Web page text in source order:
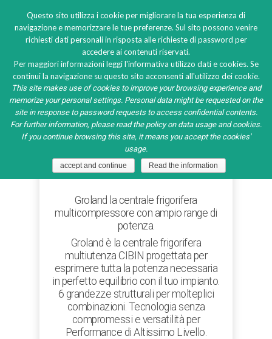
Centrali frigorifere
Centrali frigorifere
multicompressore
Groland la centrale frigorifera
multicompressore con ampio range di
potenza.
Groland è la centrale frigorifera
multiutenza CIBIN progettata per
esprimere tutta la potenza necessaria
in perfetto equilibrio con il tuo impianto.
6 grandezze strutturali per molteplici
combinazioni. Tecnologia senza
compromessi e versatilità per
Performance di Altissimo Livello.
Questo sito utilizza i cookie per migliorare la tua esperienza di
navigazione e memorizzare le tue preferenze. Sul sito possono venire
richiesti dati personali in risposta alle richieste di password per
accedere ai contenuti riservati.
Per maggiori informazioni leggi l'informativa utilizzo dati e cookies. Se
continui la navigazione su questo sito acconsenti all'utilizzo dei cookie.
This site makes use of cookies to improve your browsing experience and
memorize your personal settings. Personal data might be requested on the
site in response to password requests to access confidential contents.
For further information, please read the policy on data usage and cookies.
If you continue browsing this site, it means you accept the cookies'
usage.
accept and continue Read the information